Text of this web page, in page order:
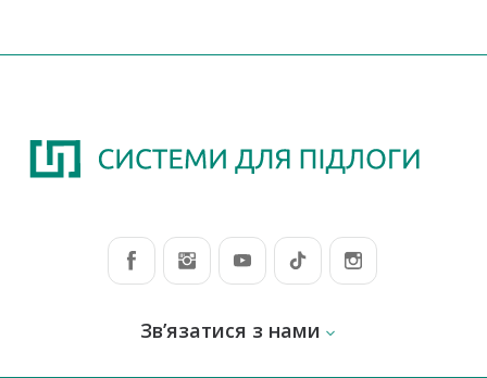
Зв’язатися з нами